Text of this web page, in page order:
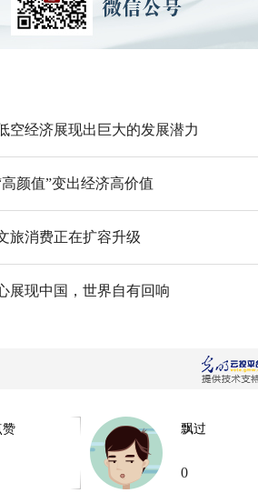
空经济展现出巨大的发展潜力
颜值”变出经济高价值
旅消费正在扩容升级
展现中国，世界自有回响
赞 飘过
0